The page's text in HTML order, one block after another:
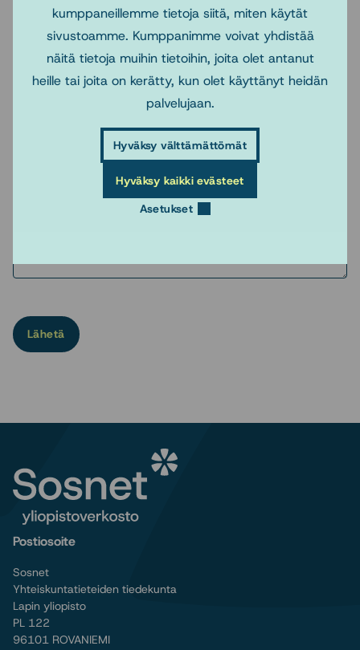
kumppaneillemme tietoja siitä, miten käytät
sivustoamme. Kumppanimme voivat yhdistää
näitä tietoja muihin tietoihin, joita olet antanut
heille tai joita on kerätty, kun olet käyttänyt heidän
palvelujaan.
Hyväksy välttämättömät
Hyväksy kaikki evästeet
Asetukset
(Pakollinen)
Lähetä
Postiosoite
Sosnet
Yhteiskuntatieteiden tiedekunta
Lapin yliopisto
PL 122
96101 ROVANIEMI